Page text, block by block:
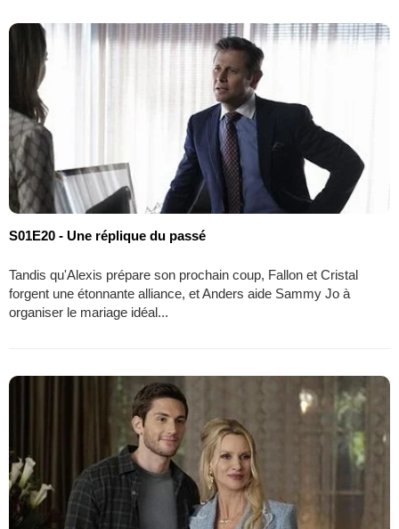
S01E20 - Une réplique du passé
Tandis qu'Alexis prépare son prochain coup, Fallon et Cristal
forgent une étonnante alliance, et Anders aide Sammy Jo à
organiser le mariage idéal...